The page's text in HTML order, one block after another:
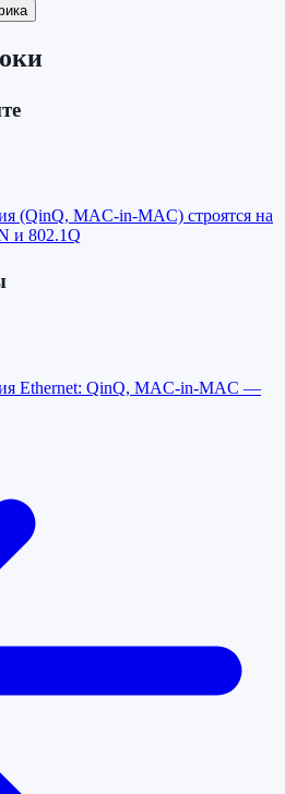
(QinQ, MAC-in-MAC) строятся на
и 802.1Q
Ethernet: QinQ, MAC-in-MAC —